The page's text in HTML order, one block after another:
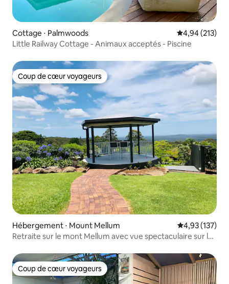
Cottage ⋅ Palmwoods Évaluation
4,94 (213)
Little Railway Cottage - Animaux acceptés - Piscine
Coup de cœur voyageurs
Coup de cœur voyageurs
Hébergement ⋅ Mount Mellum Évaluation
4,93 (137)
Retraite sur le mont Mellum avec vue spectaculaire sur la
Coup de cœur voyageurs
Coup de cœur voyageurs